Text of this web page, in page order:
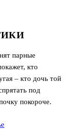
парные
кто
– кто дочь той
под
покороче.